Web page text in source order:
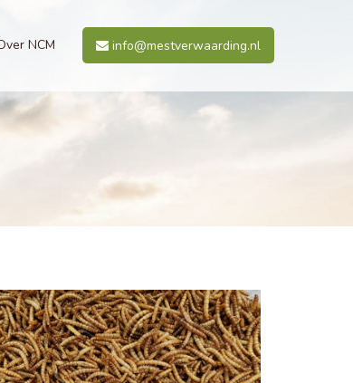
NCM info@mestverwaarding.nl